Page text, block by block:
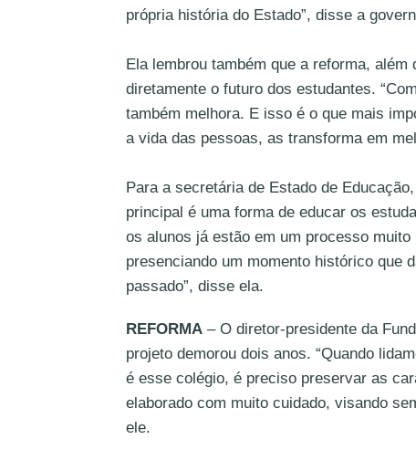
própria história do Estado”, disse a
Ela lembrou também que a reforma,
diretamente o futuro dos estudantes.
também melhora. E isso é o que mais
a vida das pessoas, as transforma em
Para a secretária de Estado de
principal é uma forma de educar os
os alunos já estão em um processo
presenciando um momento histórico que
passado”, disse ela.
REFORMA – O diretor-presidente da
projeto demorou dois anos. “Quando
é esse colégio, é preciso preservar as
elaborado com muito cuidado, visando
ele.